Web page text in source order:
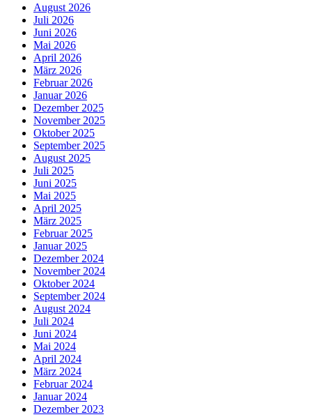
August 2026
Juli 2026
Juni 2026
Mai 2026
April 2026
März 2026
Februar 2026
Januar 2026
Dezember 2025
November 2025
Oktober 2025
September 2025
August 2025
Juli 2025
Juni 2025
Mai 2025
April 2025
März 2025
Februar 2025
Januar 2025
Dezember 2024
November 2024
Oktober 2024
September 2024
August 2024
Juli 2024
Juni 2024
Mai 2024
April 2024
März 2024
Februar 2024
Januar 2024
Dezember 2023